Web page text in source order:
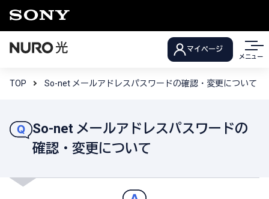
マイページ
メニュー
TOP So-net メールアドレスパスワードの確認・変更について
So-net メールアドレスパスワードの
確認・変更について